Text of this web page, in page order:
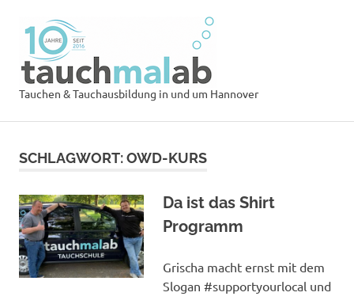
Inhalt
springen
Tauchen & Tauchausbildung in und um Hannover
SCHLAGWORT:OWD-KURS
Da ist das Shirt
Programm
Grischa macht ernst mit dem
Slogan #supportyourlocal und